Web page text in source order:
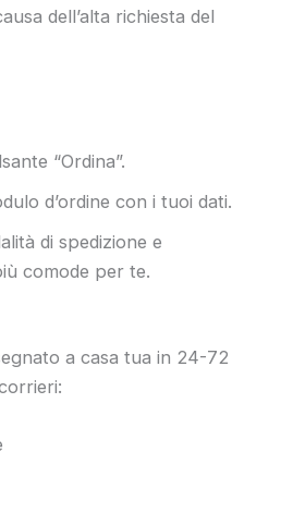
dell’alta richiesta del
“Ordina”.
d’ordine con i tuoi dati.
di spedizione e
comode per te.
a casa tua in 24-72